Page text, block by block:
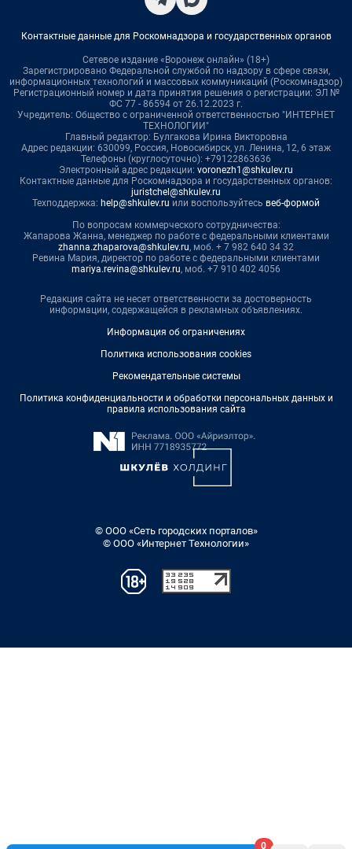
0
Контактные данные для Роскомнадзора и государственных органов
Сетевое издание «Воронеж онлайн» (18+)
Зарегистрировано Федеральной службой по надзору в сфере связи,
информационных технологий и массовых коммуникаций (Роскомнадзор)
Регистрационный номер и дата принятия решения о регистрации: ЭЛ №
ФС 77 - 86594 от 26.12.2023 г.
Учредитель: Общество с ограниченной ответственностью "ИНТЕРНЕТ
ТЕХНОЛОГИИ"
Главный редактор: Булгакова Ирина Викторовна
Адрес редакции: 630099, Россия, Новосибирск, ул. Ленина, 12, 6 этаж
Телефоны (круглосуточно): +79122863636
Электронный адрес редакции: voronezh1@shkulev.ru
Контактные данные для Роскомнадзора и государственных органов:
juristchel@shkulev.ru
Техподдержка: help@shkulev.ru или воспользуйтесь веб-формой
По вопросам коммерческого сотрудничества:
Жапарова Жанна, менеджер по работе с федеральными клиентами
zhanna.zhaparova@shkulev.ru, моб. + 7 982 640 34 32
Ревина Мария, директор по работе с федеральными клиентами
mariya.revina@shkulev.ru, моб. +7 910 402 4056
Редакция сайта не несет ответственности за достоверность
информации, содержащейся в рекламных объявлениях.
Информация об ограничениях
Политика использования cookies
Рекомендательные системы
Политика конфиденциальности и обработки персональных данных и
правила использования сайта
© ООО «Сеть городских порталов»
© ООО «Интернет Технологии»